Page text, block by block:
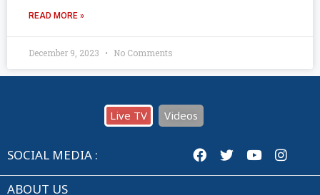
READ MORE »
December 9, 2023 No Comments
Live TV Videos
SOCIAL MEDIA :
ABOUT US